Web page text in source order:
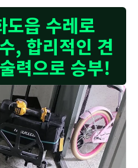
읍 수레로
, 합리적인 견
력으로 승부!